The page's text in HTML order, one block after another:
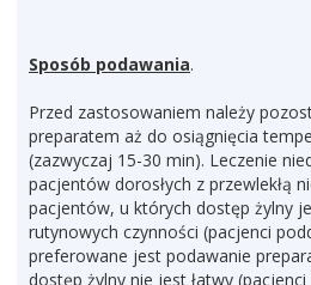
Sposób podawania.
Przed zastosowaniem należy
preparatem aż do osiągnięcia
(zazwyczaj 15-30 min). Leczenie
pacjentów dorosłych z przewlekłą
pacjentów, u których dostęp żylny
rutynowych czynności (pacjenci
preferowane jest podawanie
dostęp żylny nie jest łatwy